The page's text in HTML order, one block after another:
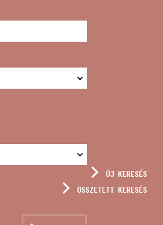
ÚJ KERESÉS
ÖSSZETETT KERESÉS